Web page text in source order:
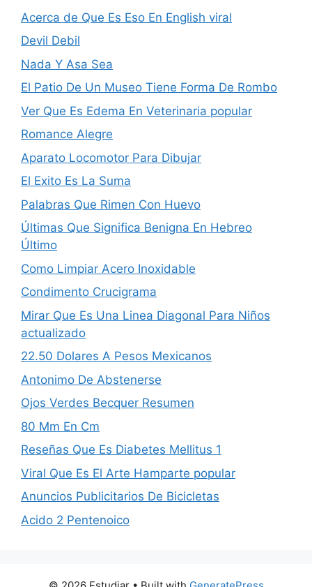
Acerca de Que Es Eso En English viral
Devil Debil
Nada Y Asa­ Sea
El Patio De Un Museo Tiene Forma De Rombo
Ver Que Es Edema En Veterinaria popular
Romance Alegre
Aparato Locomotor Para Dibujar
El Exito Es La Suma
Palabras Que Rimen Con Huevo
Últimas Que Significa Benigna En Hebreo
Último
Como Limpiar Acero Inoxidable
Condimento Crucigrama
Mirar Que Es Una Linea Diagonal Para Niños
actualizado
22.50 Dolares A Pesos Mexicanos
Antonimo De Abstenerse
Ojos Verdes Becquer Resumen
80 Mm En Cm
Reseñas Que Es Diabetes Mellitus 1
Viral Que Es El Arte Hamparte popular
Anuncios Publicitarios De Bicicletas
Acido 2 Pentenoico